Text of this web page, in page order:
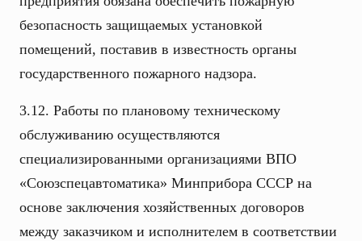
безопасность защищаемых установкой
помещений, поставив в известность органы
государственного пожарного надзора.
3.12. Работы по плановому техническому
обслуживанию осуществляются
специализированными организациями ВПО
«Союзспецавтоматика» Минприбора СССР на
основе заключения хозяйственных договоров
между заказчиком и исполнителем в соответствии